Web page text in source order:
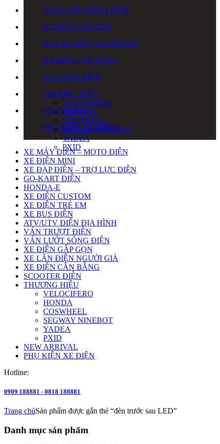
VÁN LƯỚT SÓNG ĐIỆN
XE ĐIỆN GẤP GỌN
XE LĂN ĐIỆN NGƯỜI GIÀ
XE ĐIỆN CÂN BẰNG
SCOOTER ĐIỆN
THƯƠNG HIỆU
VELOCIFERO
HONDA
COSWHEEL
SEGWAY NINEBOT
YADEA
PXID
NEW ARRIVAL
PHỤ KIỆN XE ĐIỆN
XE MÁY ĐIỆN – MOTO ĐIỆN
XE ĐIỆN MINI
XE ĐẠP ĐIỆN – TRỢ LỰC ĐIỆN
GO-KART ĐIỆN
HONDA-E
XE ĐIỆN CUSTOM
XE ĐIỆN TRẺ EM
XE BUS ĐIỆN
ATV/UTV ĐIỆN ĐỊA HÌNH
VÁN TRƯỢT ĐIỆN
VÁN LƯỚT SÓNG ĐIỆN
XE ĐIỆN GẤP GỌN
XE LĂN ĐIỆN NGƯỜI GIÀ
XE ĐIỆN CÂN BẰNG
SCOOTER ĐIỆN
THƯƠNG HIỆU
VELOCIFERO
HONDA
COSWHEEL
SEGWAY NINEBOT
YADEA
PXID
NEW ARRIVAL
PHỤ KIỆN XE ĐIỆN
Hotline:
0909 188881 - 0818 188881
Trang chủSản phẩm được gắn thẻ “đèn trước sau LED”
Danh mục sản phẩm